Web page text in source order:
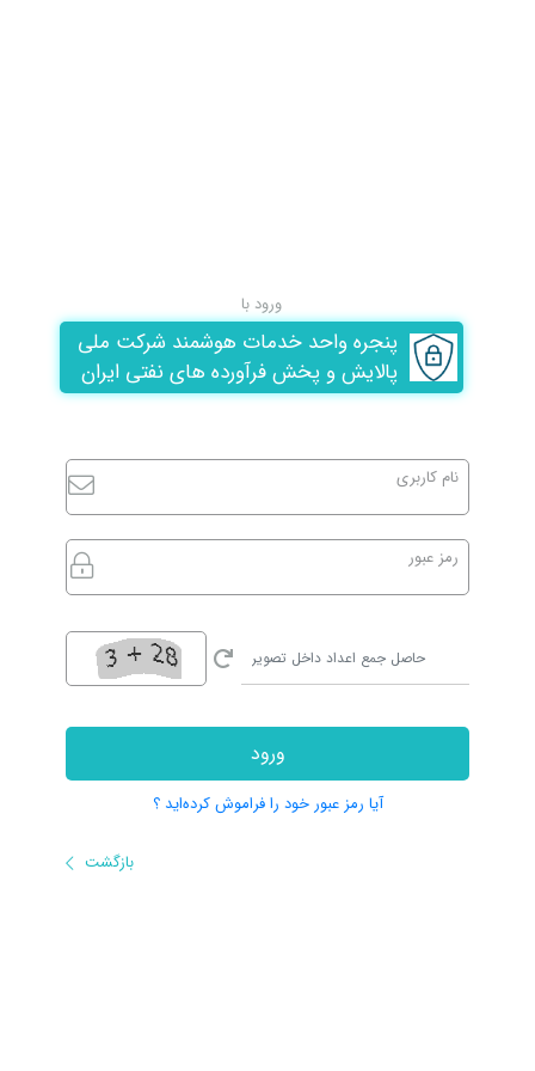
نام کاربری
رمز عبور
ورود
آیا رمز عبور خود را فراموش کرده‌اید ؟
بازگشت
ورود با
پنجره واحد خدمات هوشمند شرکت ملی
پالایش و پخش فرآورده های نفتی ایران